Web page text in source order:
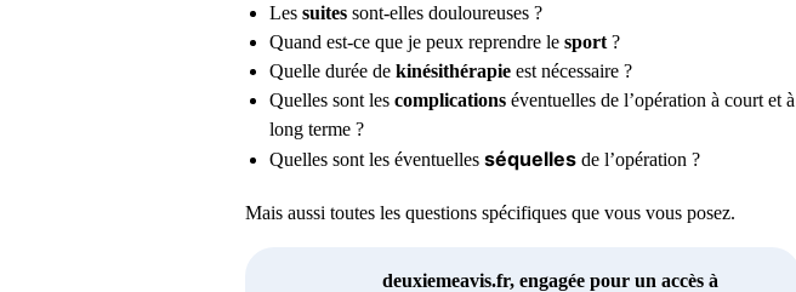
Les suites sont-elles douloureuses ?
Quand est-ce que je peux reprendre le sport ?
Quelle durée de kinésithérapie est nécessaire ?
Quelles sont les complications éventuelles de l’opération à court et à
long terme ?
Quelles sont les éventuelles séquelles de l’opération ?
Mais aussi toutes les questions spécifiques que vous vous posez.
deuxiemeavis.fr, engagée pour un accès à